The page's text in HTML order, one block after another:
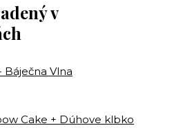
v
Báječna Vlna
Cake + Dúhove klbko